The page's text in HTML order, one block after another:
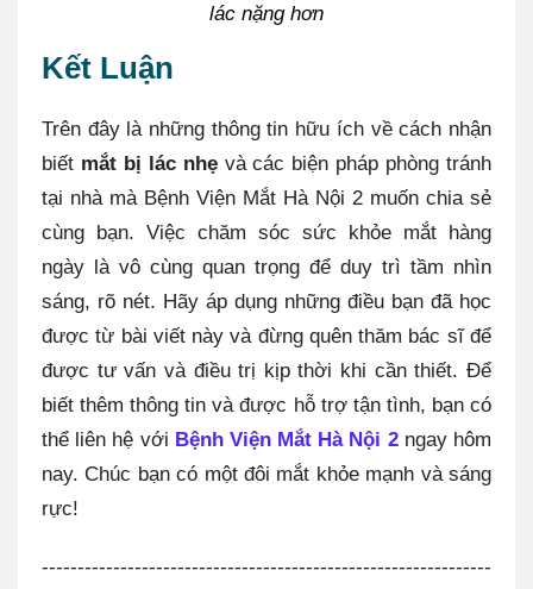
lác nặng hơn
Kết Luận
Trên đây là những thông tin hữu ích về cách nhận
biết mắt bị lác nhẹvà các biện pháp phòng tránh
tại nhà mà Bệnh Viện Mắt Hà Nội 2 muốn chia sẻ
cùng bạn. Việc chăm sóc sức khỏe mắt hàng
ngày là vô cùng quan trọng để duy trì tầm nhìn
sáng, rõ nét. Hãy áp dụng những điều bạn đã học
được từ bài viết này và đừng quên thăm bác sĩ để
được tư vấn và điều trị kịp thời khi cần thiết. Để
biết thêm thông tin và được hỗ trợ tận tình, bạn có
thể liên hệ với Bệnh Viện Mắt Hà Nội 2ngay hôm
nay. Chúc bạn có một đôi mắt khỏe mạnh và sáng
rực!
---------------------------------------------------------------